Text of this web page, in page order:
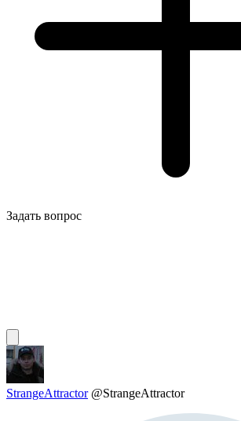
Задать вопрос
StrangeAttractor @StrangeAttractor